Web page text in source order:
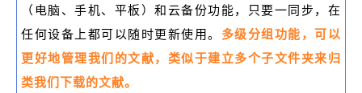
（电脑、手机、平板）和云备份功能，只要一同步，在
任何设备上都可以随时更新使用。 多级分组功能，可以
更好地管理我们的文献，类似于建立多个子文件夹来归
类我们下载的文献。